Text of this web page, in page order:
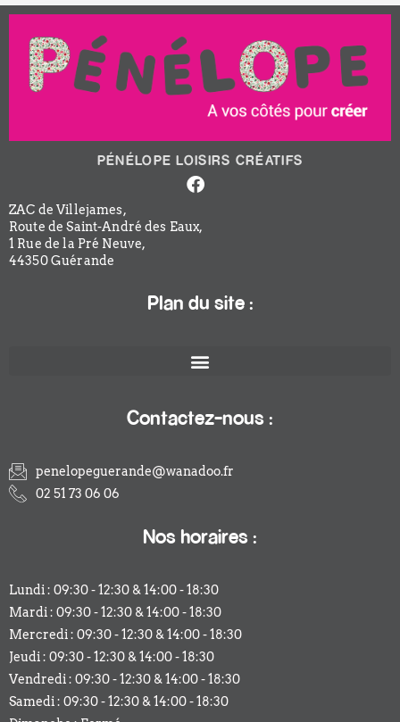
PÉNÉLOPE LOISIRS CRÉATIFS
Facebook-
ZAC de Villejames,
Route de Saint-André des Eaux,
1 Rue de la Pré Neuve,
44350 Guérande
Plan du site :
Contactez-nous :
penelopeguerande@wanadoo.fr
02 51 73 06 06
Nos horaires :
Lundi : 09:30 - 12:30 & 14:00 - 18:30
Mardi : 09:30 - 12:30 & 14:00 - 18:30
Mercredi : 09:30 - 12:30 & 14:00 - 18:30
Jeudi : 09:30 - 12:30 & 14:00 - 18:30
Vendredi : 09:30 - 12:30 & 14:00 - 18:30
Samedi : 09:30 - 12:30 & 14:00 - 18:30